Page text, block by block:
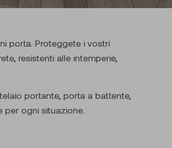
porta. Proteggete i vostri
resistenti alle intemperie,
portante, porta a battente,
per ogni situazione.